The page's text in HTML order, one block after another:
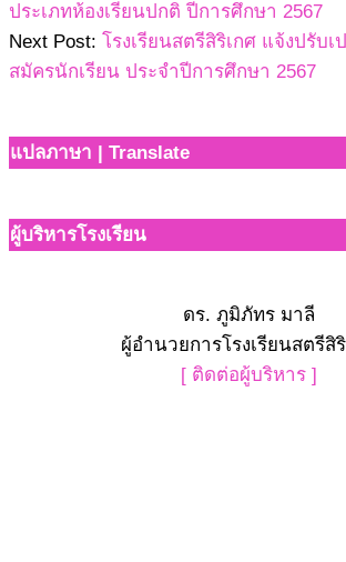
ประเภทห้องเรียนปกติ ปีการศึกษา 2567
Next Post: โรงเรียนสตรีสิริเกศ แจ้งปรับ
สมัครนักเรียน ประจำปีการศึกษา 2567
แปลภาษา | Translate
ผู้บริหารโรงเรียน
ดร. ภูมิภัทร มาลี
ผู้อำนวยการโรงเรียนสตรีสิ
[ ติดต่อผู้บริหาร ]